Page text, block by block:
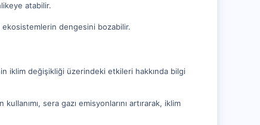
atabilir.
dengesini bozabilir.
iklim değişikliği üzerindeki etkileri hakkında bilgi
sera gazı emisyonlarını artırarak, iklim